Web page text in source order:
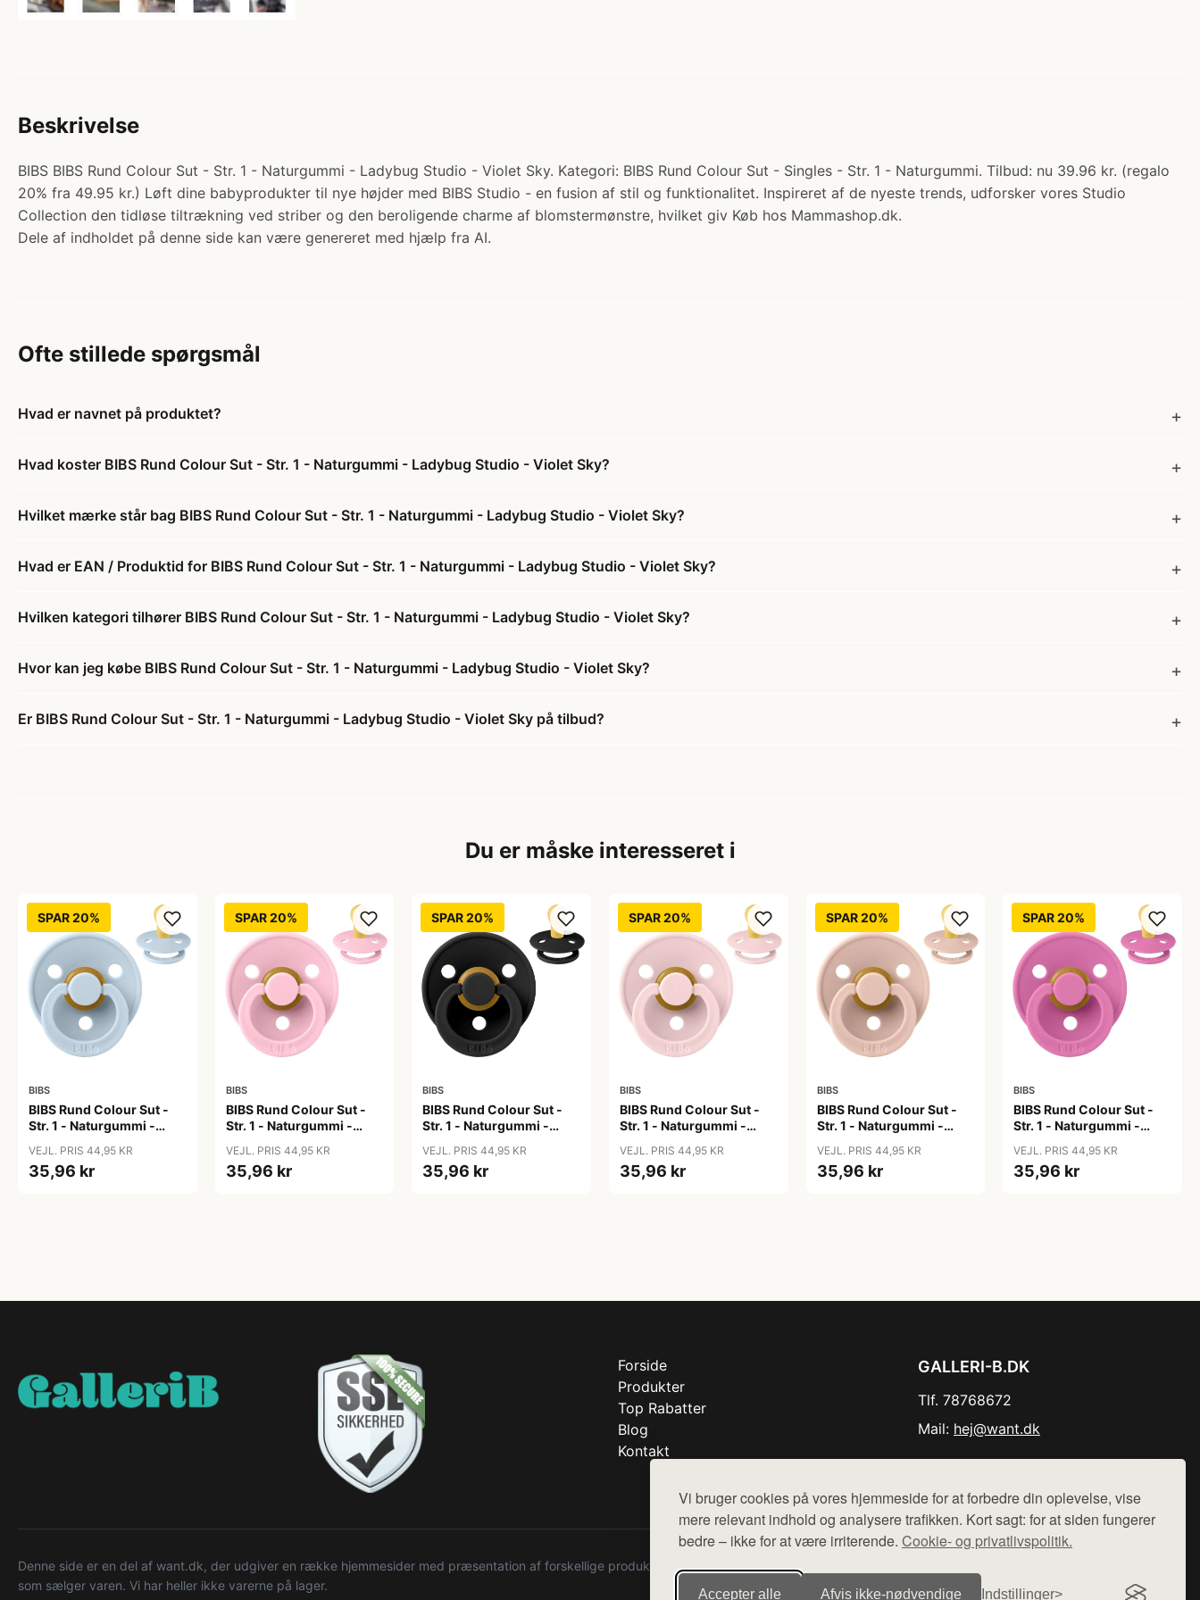
Vi bruger cookies på vores hjemmeside for at forbedre din oplevelse, vise
mere relevant indhold og analysere trafikken. Kort sagt: for at siden fungerer
bedre – ikke for at være irriterende. Cookie- og privatlivspolitik.
Accepter alle Afvis ikke‑nødvendige Indstillinger
Beskrivelse
BIBS BIBS Rund Colour Sut - Str. 1 - Naturgummi - Ladybug Studio - Violet Sky. Kategori: BIBS Rund Colour Sut - Singles - Str. 1 - Naturgummi. Tilbud: nu 39.96 kr. (regalo
20% fra 49.95 kr.) Løft dine babyprodukter til nye højder med BIBS Studio - en fusion af stil og funktionalitet. Inspireret af de nyeste trends, udforsker vores Studio
Collection den tidløse tiltrækning ved striber og den beroligende charme af blomstermønstre, hvilket giv Køb hos Mammashop.dk.
Dele af indholdet på denne side kan være genereret med hjælp fra AI.
Ofte stillede spørgsmål
Hvad er navnet på produktet?
Hvad koster BIBS Rund Colour Sut - Str. 1 - Naturgummi - Ladybug Studio - Violet Sky?
Hvilket mærke står bag BIBS Rund Colour Sut - Str. 1 - Naturgummi - Ladybug Studio - Violet Sky?
Hvad er EAN / Produktid for BIBS Rund Colour Sut - Str. 1 - Naturgummi - Ladybug Studio - Violet Sky?
Hvilken kategori tilhører BIBS Rund Colour Sut - Str. 1 - Naturgummi - Ladybug Studio - Violet Sky?
Hvor kan jeg købe BIBS Rund Colour Sut - Str. 1 - Naturgummi - Ladybug Studio - Violet Sky?
Er BIBS Rund Colour Sut - Str. 1 - Naturgummi - Ladybug Studio - Violet Sky på tilbud?
Du er måske interesseret i
SPAR 20%
BIBS
BIBS Rund Colour Sut -
Str. 1 - Naturgummi -
VEJL. PRIS 44,95 KR
35,96 kr
SPAR 20%
BIBS
BIBS Rund Colour Sut -
Str. 1 - Naturgummi -
VEJL. PRIS 44,95 KR
35,96 kr
SPAR 20%
BIBS
BIBS Rund Colour Sut -
Str. 1 - Naturgummi -
VEJL. PRIS 44,95 KR
35,96 kr
SPAR 20%
BIBS
BIBS Rund Colour Sut -
Str. 1 - Naturgummi -
VEJL. PRIS 44,95 KR
35,96 kr
SPAR 20%
BIBS
BIBS Rund Colour Sut -
Str. 1 - Naturgummi -
VEJL. PRIS 44,95 KR
35,96 kr
SPAR 20%
BIBS
BIBS Rund Colour Sut -
Str. 1 - Naturgummi -
VEJL. PRIS 44,95 KR
35,96 kr
Forside
Produkter
Top Rabatter
Blog
Kontakt
GALLERI-B.DK
Tlf. 78768672
Mail: hej@want.dk
Denne side er en del af want.dk, der udgiver en række hjemmesider med præsentation af forskellige produkter fra diverse webshops. Der sælges ikke varer fra denne side - vi henviser til de shops,
som sælger varen. Vi har heller ikke varerne på lager.